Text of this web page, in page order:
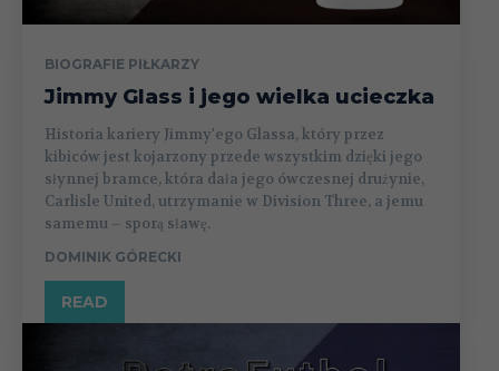
BIOGRAFIE PIŁKARZY
Jimmy Glass i jego wielka ucieczka
Historia kariery Jimmy'ego Glassa, który przez
kibiców jest kojarzony przede wszystkim dzięki jego
słynnej bramce, która dała jego ówczesnej drużynie,
Carlisle United, utrzymanie w Division Three, a jemu
samemu – sporą sławę.
DOMINIK GÓRECKI
READ